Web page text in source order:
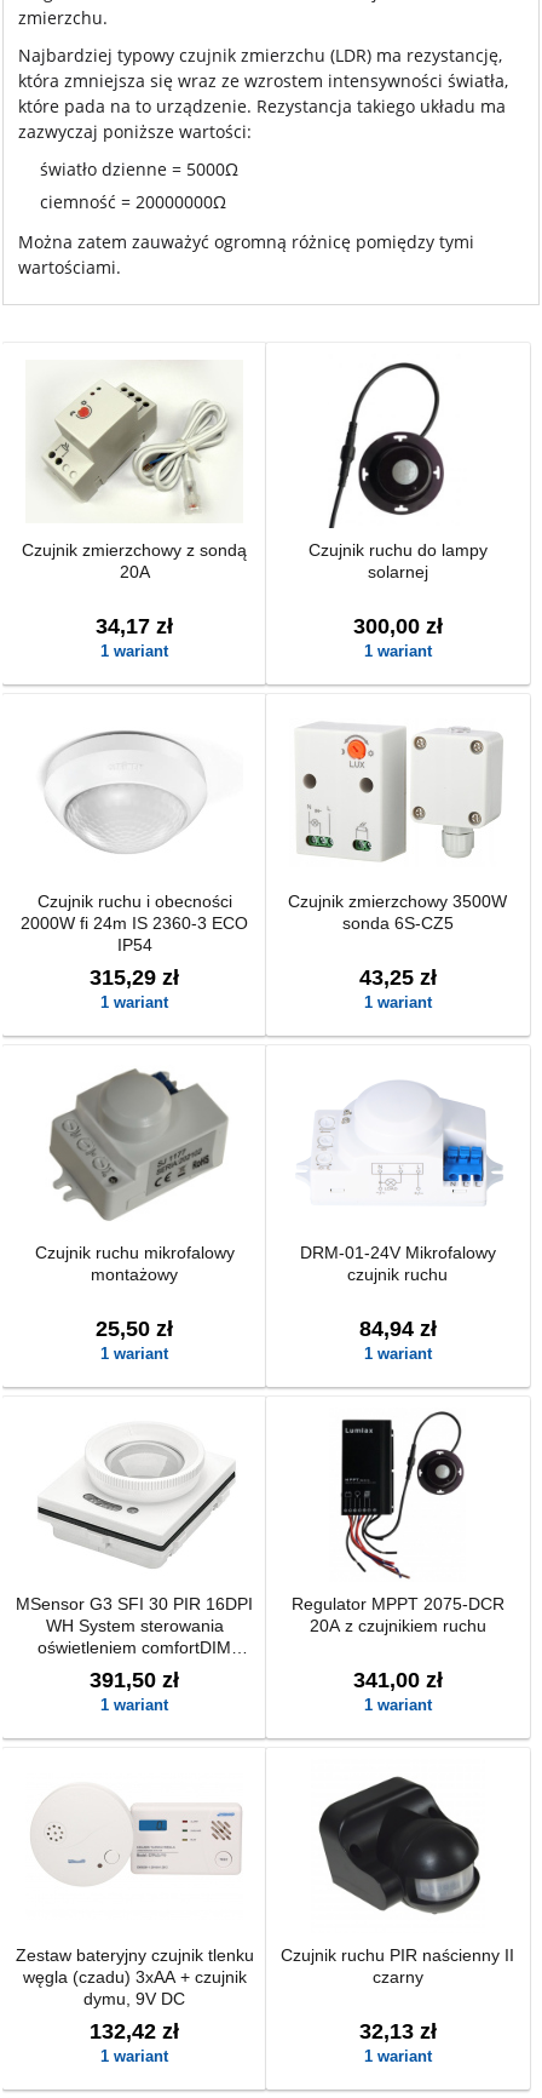
zmierzchu.
Najbardziej typowy czujnik zmierzchu (LDR) ma rezystancję,
która zmniejsza się wraz ze wzrostem intensywności światła,
które pada na to urządzenie. Rezystancja takiego układu ma
zazwyczaj poniższe wartości:
światło dzienne = 5000Ω
ciemność = 20000000Ω
Można zatem zauważyć ogromną różnicę pomiędzy tymi
wartościami.
Czujnik zmierzchowy z sondą
20A
34,17 zł
1 wariant
Czujnik ruchu do lampy
solarnej
300,00 zł
1 wariant
Czujnik ruchu i obecności
2000W fi 24m IS 2360‑3 ECO
IP54
315,29 zł
1 wariant
Czujnik zmierzchowy 3500W
sonda 6S-CZ5
43,25 zł
1 wariant
Czujnik ruchu mikrofalowy
montażowy
25,50 zł
1 wariant
DRM-01-24V Mikrofalowy
czujnik ruchu
84,94 zł
1 wariant
MSensor G3 SFI 30 PIR 16DPI
WH System sterowania
oświetleniem comfortDIM
TRIDONIC
391,50 zł
1 wariant
Regulator MPPT 2075-DCR
20A z czujnikiem ruchu
341,00 zł
1 wariant
Zestaw bateryjny czujnik tlenku
węgla (czadu) 3xAA + czujnik
dymu, 9V DC
132,42 zł
1 wariant
Czujnik ruchu PIR naścienny II
czarny
32,13 zł
1 wariant